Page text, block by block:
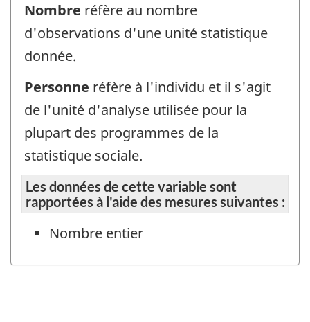
Nombre réfère au nombre
d'observations d'une unité statistique
donnée.
Personne réfère à l'individu et il s'agit
de l'unité d'analyse utilisée pour la
plupart des programmes de la
statistique sociale.
Les données de cette variable sont
rapportées à l'aide des mesures suivantes :
Nombre entier